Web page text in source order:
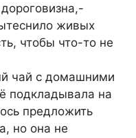
живых
чтобы что-то не
чай с домашними
подкладывала на
предложить
но она не